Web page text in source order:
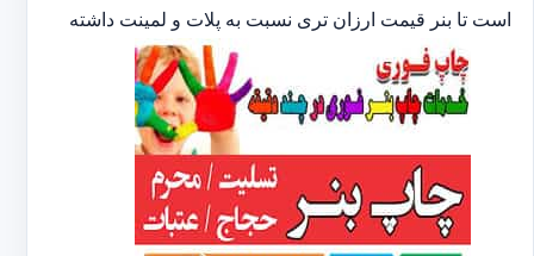
است تا بنر قیمت ارزان تری نسبت به پلات و لمینت داشته